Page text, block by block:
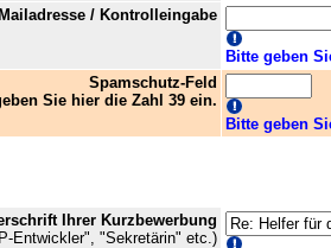
/ Kontrolleingabe
Bitte geben
Spamschutz-Feld
Sie hier die Zahl 39 ein.
Bitte geben
Ihrer Kurzbewerbung
Entwickler", "Sekretärin" etc.)